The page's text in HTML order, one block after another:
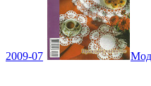
2009-07